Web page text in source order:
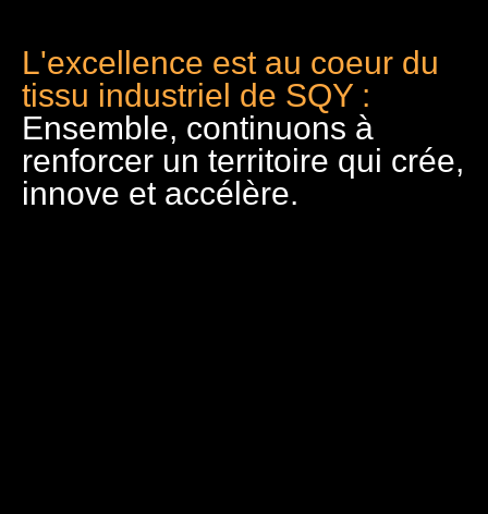
L'excellence est au coeur du
tissu industriel de SQY :
Ensemble, continuons à
renforcer un territoire qui crée,
innove et accélère.